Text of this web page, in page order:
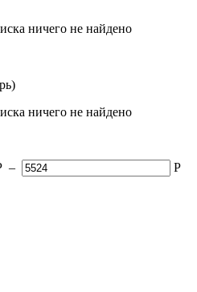
ничего не найдено
ничего не найдено
– Р